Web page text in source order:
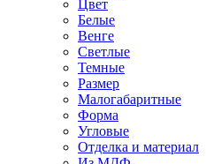
Цвет
Белые
Венге
Светлые
Темные
Размер
Малогабаритные
Форма
Угловые
Отделка и материал